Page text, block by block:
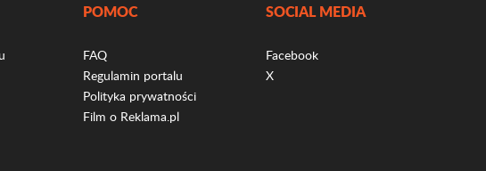
POMOC
FAQ
Regulamin portalu
Polityka prywatności
Film o Reklama.pl
SOCIAL MEDIA
Facebook
X